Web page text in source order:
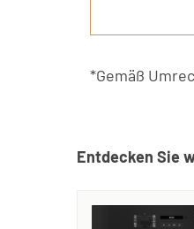
*Gemäß
Entdecken Sie